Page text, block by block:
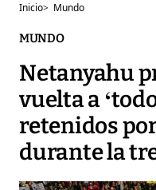
Inicio> Mundo
MUNDO
Netanyahu
vuelta a
retenidos
durante la